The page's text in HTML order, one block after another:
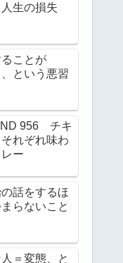
生の損失
ことが
、という悪習
956 チキ
れぞれ味わ
ー
話をするほ
らないこと
＝変態、と